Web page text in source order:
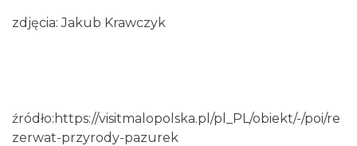
zdjęcia: Jakub Krawczyk
źródło: https://visitmalopolska.pl/pl_PL/obiekt/-/poi/re
zerwat-przyrody-pazurek